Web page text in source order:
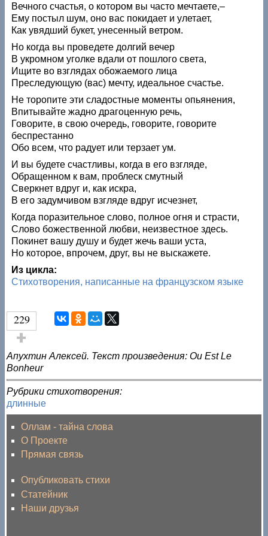
Вечного счастья, о котором вы часто мечтаете,–
Ему постыл шум, оно вас покидает и улетает,
Как увядший букет, унесенный ветром.
Но когда вы проведете долгий вечер
В укромном уголке вдали от пошлого света,
Ищите во взглядах обожаемого лица
Преследующую (вас) мечту, идеальное счастье.
Не торопите эти сладостные моменты опьянения,
Впитывайте жадно драгоценную речь,
Говорите, в свою очередь, говорите, говорите
беспрестанно
Обо всем, что радует или терзает ум.
И вы будете счастливы, когда в его взгляде,
Обращенном к вам, проблеск смутный
Сверкнет вдруг и, как искра,
В его задумчивом взгляде вдруг исчезнет,
Когда поразительное слово, полное огня и страсти,
Слово божественной любви, неизвестное здесь.
Покинет вашу душу и будет жечь ваши уста,
Но которое, впрочем, друг, вы не выскажете.
Из цикла:
Стихотворения, написанные на французском языке
229
Голос за!
Апухтин Алексей. Текст произведения: Ou Est Le
Bonheur
Рубрики стихотворения:
длинные
Оллам - тайна слова
О Проекте
Прямая связь
Опубликовать стихи
Статейник
Наши друзья